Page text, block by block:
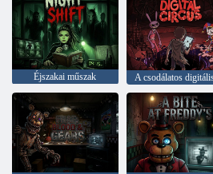
Éjszakai műszak